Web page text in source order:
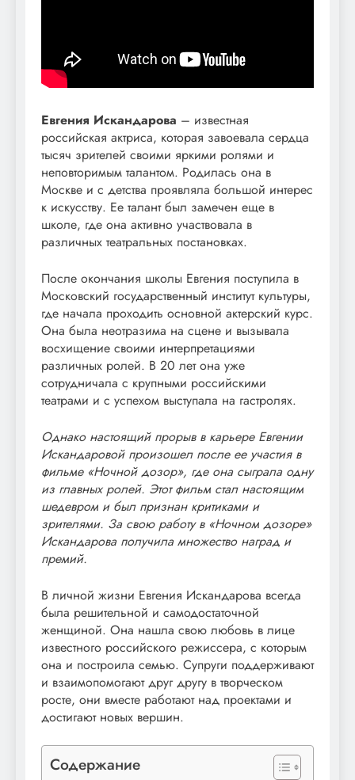
Евгения Искандарова – известная
российская актриса, которая завоевала сердца
тысяч зрителей своими яркими ролями и
неповторимым талантом. Родилась она в
Москве и с детства проявляла большой интерес
к искусству. Ее талант был замечен еще в
школе, где она активно участвовала в
различных театральных постановках.
После окончания школы Евгения поступила в
Московский государственный институт культуры,
где начала проходить основной актерский курс.
Она была неотразима на сцене и вызывала
восхищение своими интерпретациями
различных ролей. В 20 лет она уже
сотрудничала с крупными российскими
театрами и с успехом выступала на гастролях.
Однако настоящий прорыв в карьере Евгении
Искандаровой произошел после ее участия в
фильме «Ночной дозор», где она сыграла одну
из главных ролей. Этот фильм стал настоящим
шедевром и был признан критиками и
зрителями. За свою работу в «Ночном дозоре»
Искандарова получила множество наград и
премий.
В личной жизни Евгения Искандарова всегда
была решительной и самодостаточной
женщиной. Она нашла свою любовь в лице
известного российского режиссера, с которым
она и построила семью. Супруги поддерживают
и взаимопомогают друг другу в творческом
росте, они вместе работают над проектами и
достигают новых вершин.
Содержание